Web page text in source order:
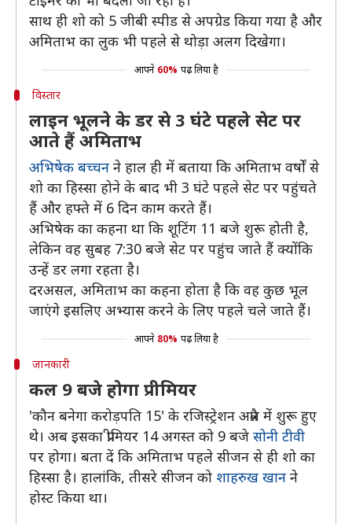
साथ ही शो को 5 जीबी स्पीड से अपग्रेड किया गया है और
अमिताभ का लुक भी पहले से थोड़ा अलग दिखेगा।
आपने 60% पढ़ लिया है
विस्तार
लाइन भूलने के डर से 3 घंटे पहले सेट पर
आते हैं अमिताभ
अभिषेक बच्चन ने हाल ही में बताया कि अमिताभ वर्षों से
शो का हिस्सा होने के बाद भी 3 घंटे पहले सेट पर पहुंचते
हैं और हफ्ते में 6 दिन काम करते हैं।
अभिषेक का कहना था कि शूटिंग 11 बजे शुरू होती है,
लेकिन वह सुबह 7:30 बजे सेट पर पहुंच जाते हैं क्योंकि
उन्हें डर लगा रहता है।
दरअसल, अमिताभ का कहना होता है कि वह कुछ भूल
जाएंगे इसलिए अभ्यास करने के लिए पहले चले जाते हैं।
आपने 80% पढ़ लिया है
जानकारी
कल 9 बजे होगा प्रीमियर
'कौन बनेगा करोड़पति 15' के रजिस्ट्रेशन अप्रैल में शुरू हुए
थे। अब इसका प्रीमियर 14 अगस्त को 9 बजे सोनी टीवी
पर होगा। बता दें कि अमिताभ पहले सीजन से ही शो का
हिस्सा है। हालांकि, तीसरे सीजन को शाहरुख खान ने
होस्ट किया था।